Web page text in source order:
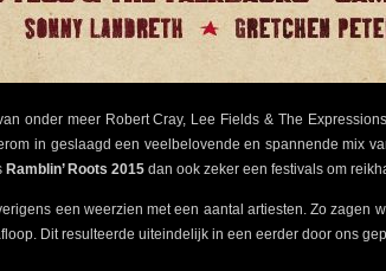
onder meer Robert Cray, Lee Fields & The
in geslaagd een veelbelovende en spannende mix
Ramblin’ Roots 2015 dan ook zeker een festivals om
een weerzien met een aantal artiesten. Zo zagen
Dit resulteerde uiteindelijk in een eerder door ons